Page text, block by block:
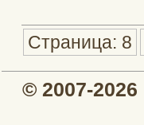
Страница: 8
© 2007-